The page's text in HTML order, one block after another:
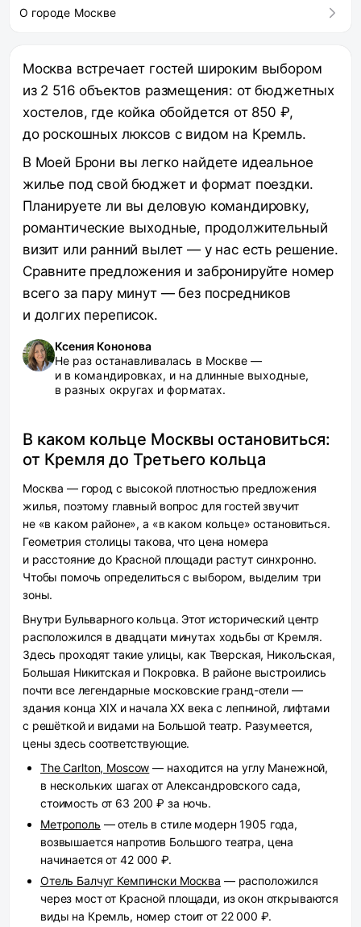
О городе Москве
Москва встречает гостей широким выбором
из 2 516 объектов размещения: от бюджетных
хостелов, где койка обойдется от 850 ₽,
до роскошных люксов с видом на Кремль.
В Моей Брони вы легко найдете идеальное
жилье под свой бюджет и формат поездки.
Планируете ли вы деловую командировку,
романтические выходные, продолжительный
визит или ранний вылет — у нас есть решение.
Сравните предложения и забронируйте номер
всего за пару минут — без посредников
и долгих переписок.
Ксения Кононова
Не раз останавливалась в Москве —
и в командировках, и на длинные выходные,
в разных округах и форматах.
В каком кольце Москвы остановиться:
от Кремля до Третьего кольца
Москва — город с высокой плотностью предложения
жилья, поэтому главный вопрос для гостей звучит
не «в каком районе», а «в каком кольце» остановиться.
Геометрия столицы такова, что цена номера
и расстояние до Красной площади растут синхронно.
Чтобы помочь определиться с выбором, выделим три
зоны.
Внутри Бульварного кольца. Этот исторический центр
расположился в двадцати минутах ходьбы от Кремля.
Здесь проходят такие улицы, как Тверская, Никольская,
Большая Никитская и Покровка. В районе выстроились
почти все легендарные московские гранд-отели —
здания конца XIX и начала XX века с лепниной, лифтами
с решёткой и видами на Большой театр. Разумеется,
цены здесь соответствующие.
The Carlton, Moscow — находится на углу Манежной,
в нескольких шагах от Александровского сада,
стоимость от 63 200 ₽ за ночь.
Метрополь — отель в стиле модерн 1905 года,
возвышается напротив Большого театра, цена
начинается от 42 000 ₽.
Отель Балчуг Кемпински Москва — расположился
через мост от Красной площади, из окон открываются
виды на Кремль, номер стоит от 22 000 ₽.